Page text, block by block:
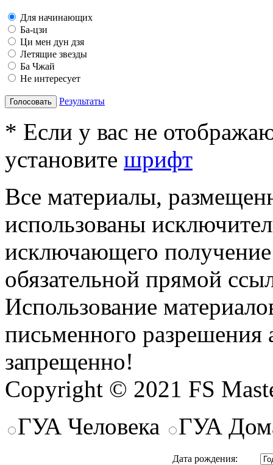
Для начинающих
Ба-цзи
Ци мен дун дзя
Летящие звезды
Ба Чжай
Не интересует
Голосовать Результаты
* Если у вас не
установите шрифт
Все материалы,
использованы
исключающего
обязательной прямой
Использование
письменного разрешения
запрещенно!
Copyright © 2021 FS
ГУА Человека
ГУА
Дата рождения: